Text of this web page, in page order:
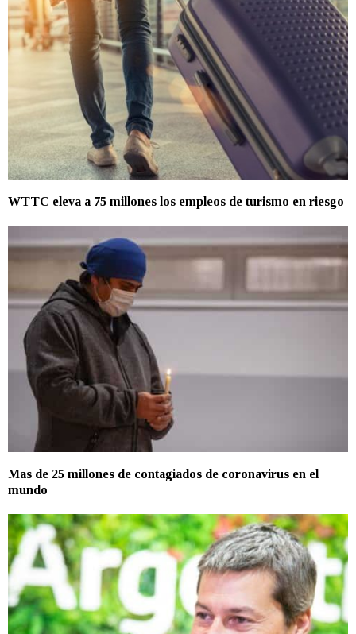
WTTC eleva a 75 millones los empleos de turismo en riesgo
Mas de 25 millones de contagiados de coronavirus en el
mundo